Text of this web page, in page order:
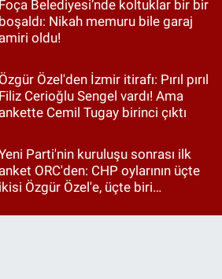
Foça Belediyesi’nde koltuklar bir bir
boşaldı: Nikah memuru bile garaj
amiri oldu!
Özgür Özel'den İzmir itirafı: Pırıl pırıl
Filiz Cerioğlu Sengel vardı! Ama
ankette Cemil Tugay birinci çıktı
Parti'nin kuruluşu sonrası ilk
anket ORC'den: CHP oylarının üçte
ikisi Özgür Özel'e, üçte biri